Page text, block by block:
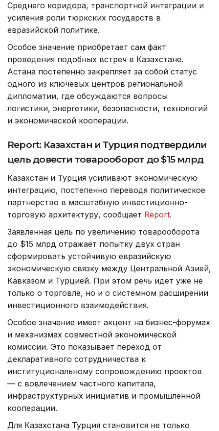
Среднего коридора, транспортной интеграции и
усиления роли тюркских государств в
евразийской политике.
Особое значение приобретает сам факт
проведения подобных встреч в Казахстане.
Астана постепенно закрепляет за собой статус
одного из ключевых центров региональной
дипломатии, где обсуждаются вопросы
логистики, энергетики, безопасности, технологий
и экономической кооперации.
Report: Казахстан и Турция подтвердили
цель довести товарооборот до $15 млрд
Казахстан и Турция усиливают экономическую
интеграцию, постепенно переводя политическое
партнерство в масштабную инвестиционно-
торговую архитектуру, сообщает Report.
Заявленная цель по увеличению товарооборота
до $15 млрд отражает попытку двух стран
сформировать устойчивую евразийскую
экономическую связку между Центральной Азией,
Кавказом и Турцией. При этом речь идет уже не
только о торговле, но и о системном расширении
инвестиционного взаимодействия.
Особое значение имеет акцент на бизнес-форумах
и механизмах совместной экономической
комиссии. Это показывает переход от
декларативного сотрудничества к
институциональному сопровождению проектов
— с вовлечением частного капитала,
инфраструктурных инициатив и промышленной
кооперации.
Для Казахстана Турция становится не только